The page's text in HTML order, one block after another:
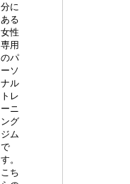
分に
ある
女性
専用
のパ
ーソ
ナル
トレ
ーニ
ング
ジム
で
す。
こち